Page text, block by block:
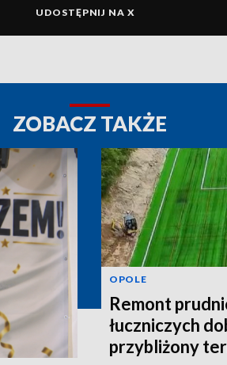
UDOSTĘPNIJ NA X
ZOBACZ TAKŻE
OPOLE
Remont
łuczniczych
przybliżony